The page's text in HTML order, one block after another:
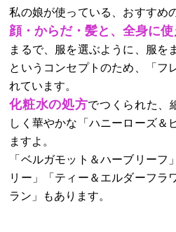
私の娘が使っている、おすすめ
顔・からだ・髪と、全身に
まるで、服を選ぶように、服を
というコンセプトのため、「フ
れています。
化粧水の処方でつくられた、
しく華やかな「ハニーローズ＆
ますよ。
「ベルガモット＆ハーブリーフ
リー」「ティー＆エルダーフラ
ラン」もあります。